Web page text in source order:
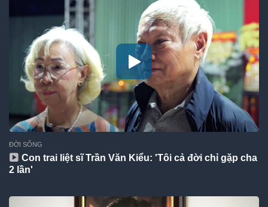
ĐỜI SỐNG
Con trai liệt sĩ Trần Văn Kiểu: 'Tôi cả đời chỉ gặp cha
2 lần'